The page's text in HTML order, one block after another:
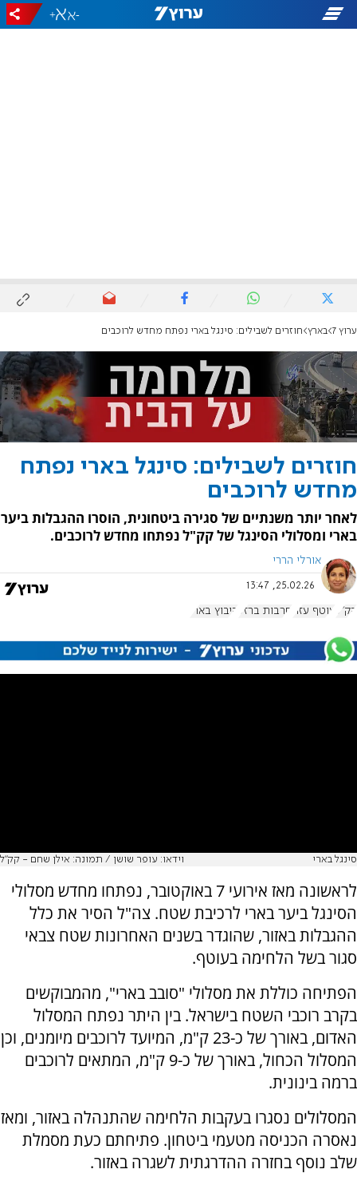
-
+
ערוץ 7 בארץ חוזרים לשבילים: סינגל בארי נפתח מחדש לרוכבים
חוזרים לשבילים: סינגל בארי נפתח
מחדש לרוכבים
לאחר יותר משנתיים של סגירה ביטחונית, הוסרו ההגבלות ביער
בארי ומסלולי הסינגל של קק"ל נפתחו מחדש לרוכבים.
אורלי הררי
25.02.26, 13:47
קק"ל עוטף עזה חרבות ברזל קיבוץ בארי
סינגל בארי וידאו: עופר שושן / תמונה: אילן שחם - קק"ל
לראשונה מאז אירועי 7 באוקטובר, נפתחו מחדש מסלולי
הסינגל ביער בארי לרכיבת שטח. צה"ל הסיר את כלל
ההגבלות באזור, שהוגדר בשנים האחרונות שטח צבאי
סגור בשל הלחימה בעוטף.
הפתיחה כוללת את מסלולי "סובב בארי", מהמבוקשים
בקרב רוכבי השטח בישראל. בין היתר נפתח המסלול
האדום, באורך של כ-23 ק"מ, המיועד לרוכבים מיומנים, וכן
המסלול הכחול, באורך של כ-9 ק"מ, המתאים לרוכבים
ברמה בינונית.
המסלולים נסגרו בעקבות הלחימה שהתנהלה באזור, ומאז
נאסרה הכניסה מטעמי ביטחון. פתיחתם כעת מסמלת
שלב נוסף בחזרה ההדרגתית לשגרה באזור.